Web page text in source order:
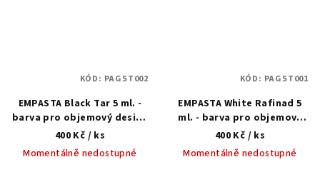
EMPASTA Black Tar 5 ml. -
barva pro objemový design
nehtů
400 Kč / ks
Momentálně nedostupné
KÓD: PAGST002
EMPASTA White Rafinad 5
ml. - barva pro objemový
design nehtů
400 Kč / ks
Momentálně nedostupné
KÓD: PAGST001